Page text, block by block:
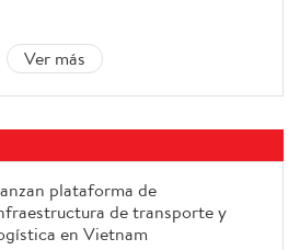
Ver más
plataforma de
de transporte y
en Vietnam